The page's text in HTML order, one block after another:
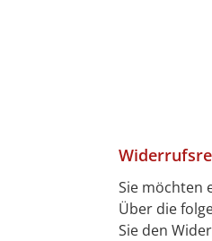
Sie möchten
Über die
Sie den